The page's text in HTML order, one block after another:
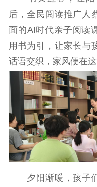
科研创新
服务管理平台
文化产业
统计分析
电影
服务
共
责任编辑注
后，全民阅读推广人
面的AI时代亲子阅读
用书为引，让家长与
话语交织，家风便在
夕阳渐暖，孩子们